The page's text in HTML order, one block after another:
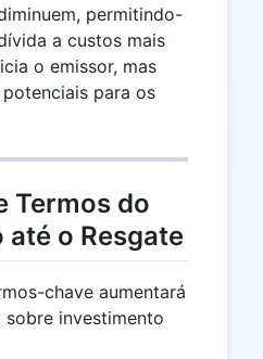
permitindo-
a custos mais
o emissor, mas
para os
Termos do
até o Resgate
chave aumentará
sobre investimento